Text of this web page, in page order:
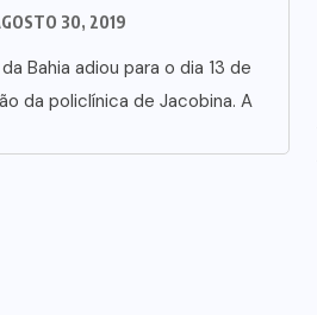
30, 2019
Bahia adiou para o dia 13 de
da policlínica de Jacobina. A